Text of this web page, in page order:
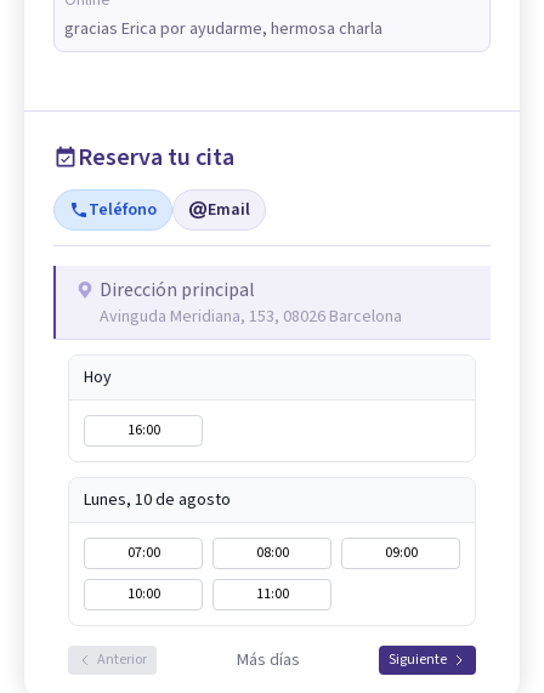
gracias Erica por ayudarme, hermosa charla
Reserva tu cita
Teléfono Email
Dirección principal
Avinguda Meridiana, 153, 08026 Barcelona
Hoy
16:00
Lunes, 10 de agosto
07:00 08:00
09:00
10:00
11:00
Anterior Más días Siguiente